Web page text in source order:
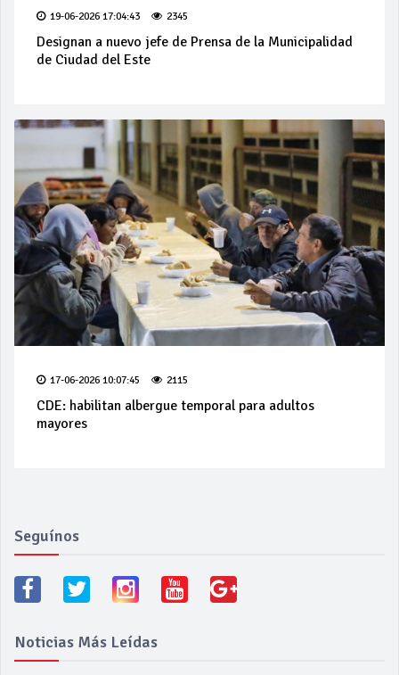
19-06-2026 17:04:43 2345
Designan a nuevo jefe de Prensa de la Municipalidad
de Ciudad del Este
17-06-2026 10:07:45 2115
CDE: habilitan albergue temporal para adultos
mayores
Seguínos
Noticias Más Leídas